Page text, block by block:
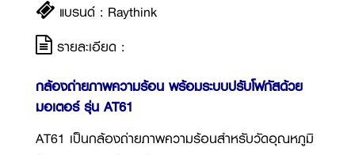
แบรนด์ : Raythink
รายละเอียด :
กล้องถ่ายภาพความร้อน พร้อมระบบปรับโฟกัสด้วย
มอเตอร์ รุ่น AT61
AT61 เป็นกล้องถ่ายภาพความร้อนสำหรับวัดอุณหภูมิ